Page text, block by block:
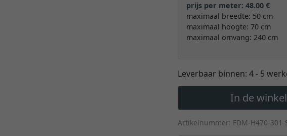
prijs per meter: 48.00 €
maximaal breedte: 50 cm
maximaal hoogte: 70 cm
maximaal omvang: 240 cm
Leverbaar binnen: 4 - 5
In de
Artikelnummer: FDM-H470-301-